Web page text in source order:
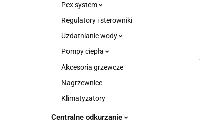
Pex system
Regulatory i sterowniki
Uzdatnianie wody
Pompy ciepła
Akcesoria grzewcze
Nagrzewnice
Klimatyzatory
Centralne odkurzanie